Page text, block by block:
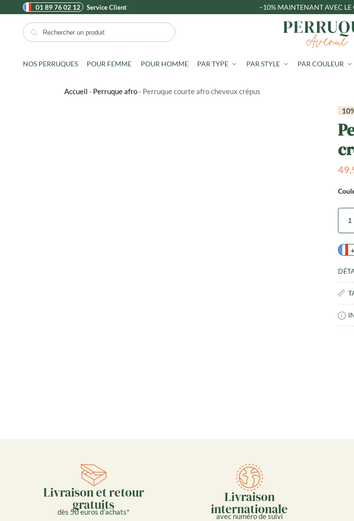
01 89 76 02 12 Service Client –10% MAINTENANT AVEC LE
Recherche
NOS PERRUQUES POUR FEMME POUR HOMME PAR TYPE PAR STYLE PAR COULEUR
Accueil - Perruque afro- Perruque courte afro cheveux crépus
Livraison et retour
gratuits
dès 50 euros d’achats*
Livraison
internationale
avec numéro de suivi